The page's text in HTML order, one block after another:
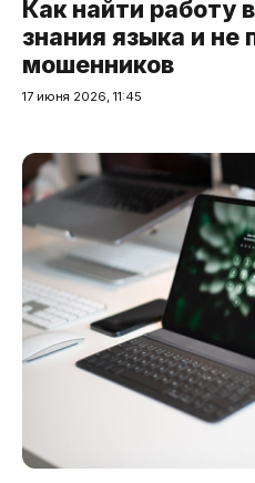
Как найти работу
знания языка и не
мошенников
17 июня 2026, 11:45